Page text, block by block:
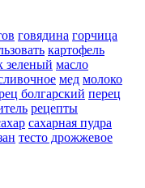
говядина горчица
картофель
зеленый масло
мед молоко
болгарский перец
рецепты
сахарная пудра
тесто дрожжевое